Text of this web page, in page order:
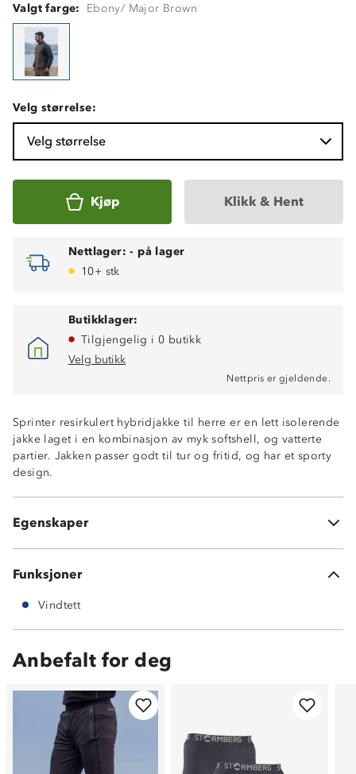
Valgt farge: Ebony/ Major Brown
Velg størrelse:
Velg størrelse
Kjøp Klikk & Hent
Nettlager: - på lager
10+ stk
Butikklager:
Tilgjengelig i 0 butikk
Velg butikk
Nettpris er gjeldende.
Sprinter resirkulert hybridjakke til herre er en lett isolerende
jakke laget i en kombinasjon av myk softshell, og vatterte
partier. Jakken passer godt til tur og fritid, og har et sporty
design.
Egenskaper
Høy krage
Stormklaff bak hovedglidelås
Myk, børstet innside
Vattert front og bakdel (SoftPad 220™)
Softshell: 100% resirkulert polyester
Funksjoner
Vindtett
Anbefalt for deg